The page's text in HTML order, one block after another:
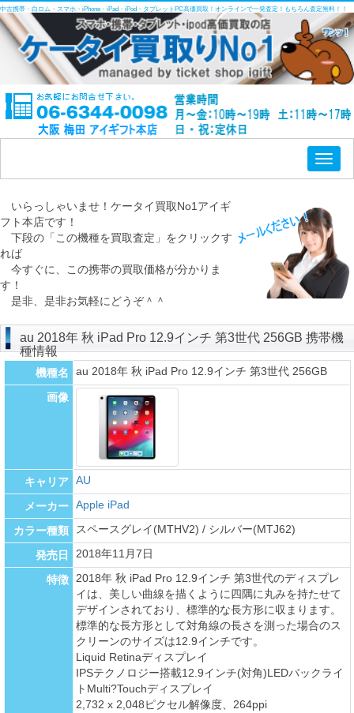
中古携帯・白ロム・スマホ・iPhone・iPad・iPod・タブレットPC高価買取！オンラインで一発査定！もちろん査定無料！！
いらっしゃいませ！ケータイ買取No1アイギ
フト本店です！
下段の「この機種を買取査定」をクリックす
れば
今すぐに、この携帯の買取価格が分かりま
す！
是非、是非お気軽にどうぞ＾＾
au 2018年 秋 iPad Pro 12.9インチ 第3世代 256GB 携帯機
種情報
機種名 au 2018年 秋 iPad Pro 12.9インチ 第3世代 256GB
画像
キャリア AU
メーカー Apple iPad
カラー種類 スペースグレイ(MTHV2) / シルバー(MTJ62)
発売日 2018年11月7日
特徴 2018年 秋 iPad Pro 12.9インチ 第3世代のディスプレ
イは、美しい曲線を描くように四隅に丸みを持たせて
デザインされており、標準的な長方形に収まります。
標準的な長方形として対角線の長さを測った場合のス
クリーンのサイズは12.9インチです。
Liquid Retinaディスプレイ
IPSテクノロジー搭載12.9インチ(対角)LEDバックライ
トMulti?Touchディスプレイ
2,732 x 2,048ピクセル解像度、264ppi